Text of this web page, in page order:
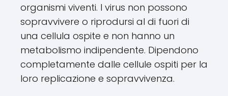
organismi viventi. I virus non possono
sopravvivere o riprodursi al di fuori di
una cellula ospite e non hanno un
metabolismo indipendente. Dipendono
completamente dalle cellule ospiti per la
loro replicazione e sopravvivenza.